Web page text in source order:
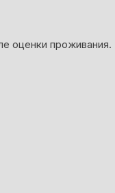
оценки проживания.